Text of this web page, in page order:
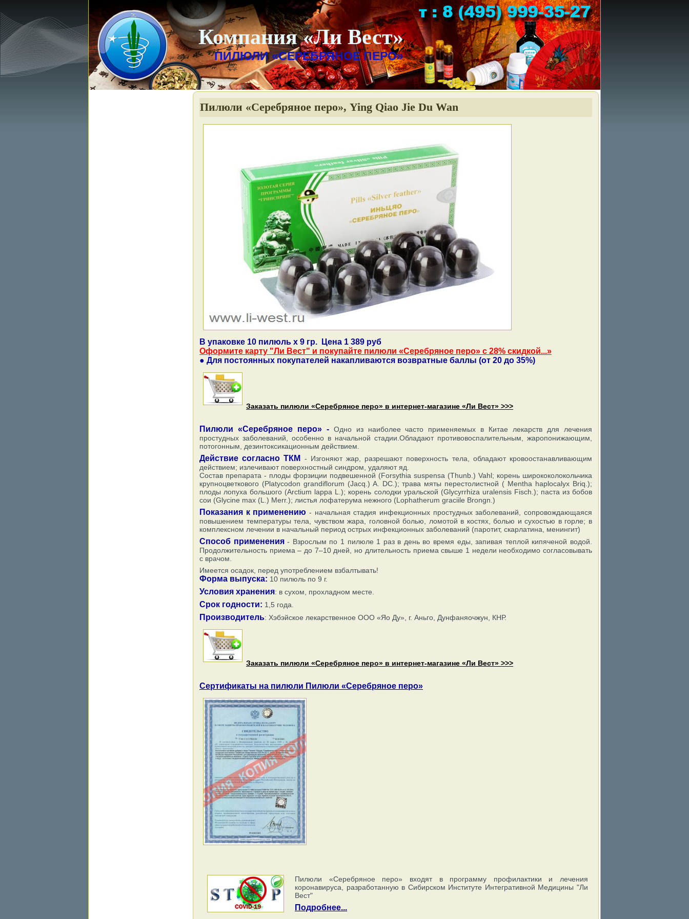
Компания «Ли Вест»
ПИЛЮЛИ «СЕРЕБРЯНОЕ ПЕРО»
Пилюли «Серебряное перо», Ying Qiao Jie Du Wan
В упаковке 10 пилюль х 9 гр. Цена 1 389 руб
Оформите карту "Ли Вест" и покупайте пилюли «Серебряное перо» с 28% скидкой...»
● Для постоянных покупателей накапливаются возвратные баллы (от 20 до 35%)
Заказать пилюли «Серебряное перо» в интернет-магазине «Ли Вест» >>>
Пилюли «Серебряное перо» - Одно из наиболее часто применяемых в Китае лекарств для лечения
простудных заболеваний, особенно в начальной стадии.Обладают противовоспалительным, жаропонижающим,
потогонным, дезинтоксикационным действием.
Действие согласно ТКМ
- Изгоняют жар, разрешают поверхность тела, обладают кровоостанавливающим
действием; излечивают поверхностный синдром, удаляют яд.
Состав препарата - плоды форзиции подвешенной (Forsythia suspensa (Thunb.) Vahl; корень ширококолокольчика
крупноцветкового (Platycodon grandiflorum (Jacq.) A. DC.); трава мяты перестолистной ( Mentha haplocalyx Briq.);
плоды лопуха большого (Arctium lappa L.); корень солодки уральской (Glycyrrhiza uralensis Fisch.); паста из бобов
сои (Glycine max (L.) Merr.); листья лофатерума нежного (Lophatherum graciile Brongn.)
Показания к применению - начальная стадия инфекционных простудных заболеваний, сопровождающаяся
повышением температуры тела, чувством жара, головной болью, ломотой в костях, болью и сухостью в горле; в
комплексном лечении в начальный период острых инфекционных заболеваний (паротит, скарлатина, менингит)
Способ применения- Взрослым по 1 пилюле 1 раз в день во время еды, запивая теплой кипяченой водой.
Продолжительность приема – до 7–10 дней, но длительность приема свыше 1 недели необходимо согласовывать
с врачом.
Имеется осадок, перед употреблением взбалтывать!
Форма выпуска: 10 пилюль по 9 г.
Условия хранения: в сухом, прохладном месте.
Срок годности: 1,5 года.
Производитель: Хэбэйское лекарственное ООО «Яо Ду», г. Аньго, Дунфаняочжун, КНР.
Заказать пилюли «Серебряное перо» в интернет-магазине «Ли Вест» >>>
Сертификаты на пилюли Пилюли «Серебряное перо»
Пилюли «Серебряное перо» входят в программу профилактики и лечения
коронавируса, разработанную в Сибирском Институте Интегративной Медицины "Ли
Вест"
Подробнее...